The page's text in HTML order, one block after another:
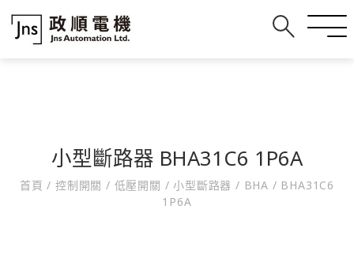
小型斷路器 BHA31C6 1P6A
首頁/ 控制開關 / 低壓開關 / 小型斷路器/ BHA / BHA31C6
1P6A